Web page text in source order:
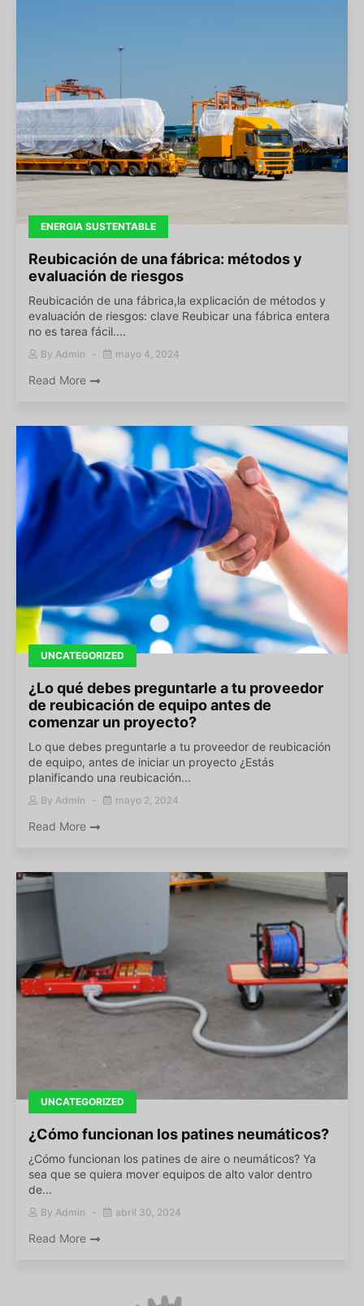
ENERGIA SUSTENTABLE
Reubicación de una fábrica: métodos y
evaluación de riesgos
Reubicación de una fábrica,la explicación de métodos y
evaluación de riesgos: clave Reubicar una fábrica entera
no es tarea fácil....
By Admin mayo 4, 2024
Read More
UNCATEGORIZED
¿Lo qué debes preguntarle a tu proveedor
de reubicación de equipo antes de
comenzar un proyecto?
Lo que debes preguntarle a tu proveedor de reubicación
de equipo, antes de iniciar un proyecto ¿Estás
planificando una reubicación...
By Admin mayo 2, 2024
Read More
UNCATEGORIZED
¿Cómo funcionan los patines neumáticos?
¿Cómo funcionan los patines de aire o neumáticos? Ya
sea que se quiera mover equipos de alto valor dentro
de...
By Admin abril 30, 2024
Read More